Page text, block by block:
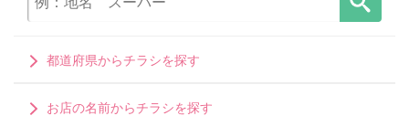
都道府県からチラシを探す
お店の名前からチラシを探す